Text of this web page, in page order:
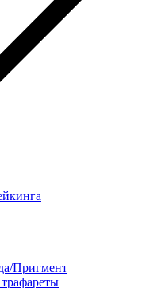
Пригмент